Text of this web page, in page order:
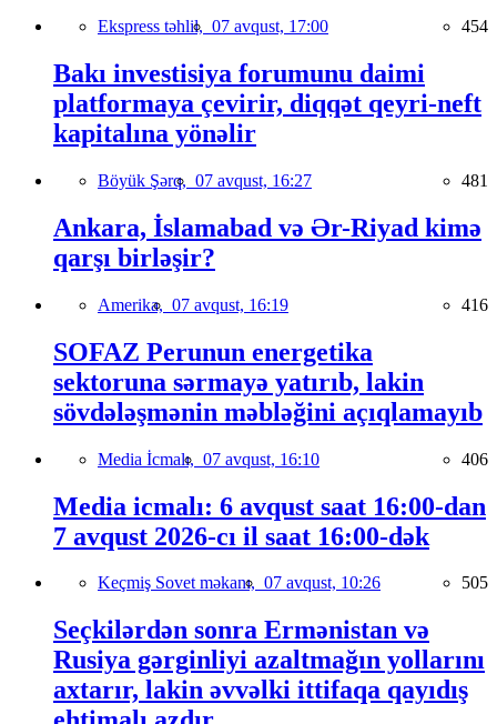
Ekspress təhlil, 07 avqust, 17:00 454
Bakı investisiya forumunu daimi
platformaya çevirir, diqqət qeyri-neft
kapitalına yönəlir
Böyük Şərq, 07 avqust, 16:27 481
Ankara, İslamabad və Ər-Riyad kimə
qarşı birləşir?
Amerika, 07 avqust, 16:19 416
SOFAZ Perunun energetika
sektoruna sərmayə yatırıb, lakin
sövdələşmənin məbləğini açıqlamayıb
Media İcmalı, 07 avqust, 16:10 406
Media icmalı: 6 avqust saat 16:00-dan
7 avqust 2026-cı il saat 16:00-dək
Keçmiş Sovet məkanı, 07 avqust, 10:26 505
Seçkilərdən sonra Ermənistan və
Rusiya gərginliyi azaltmağın yollarını
axtarır, lakin əvvəlki ittifaqa qayıdış